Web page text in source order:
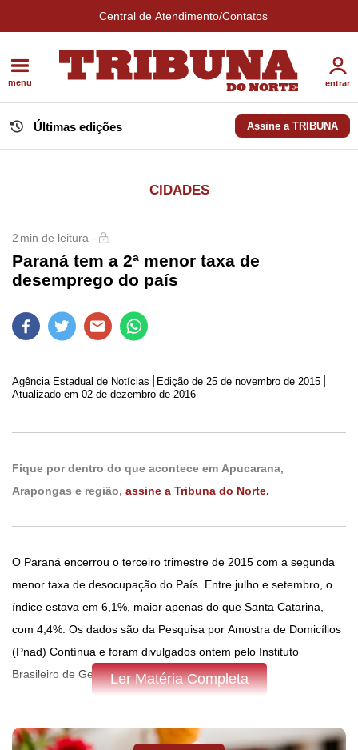
Central de Atendimento/Contatos
menu entrar
Últimas edições Assine a TRIBUNA
CIDADES
2 min de leitura -
Paraná tem a 2ª menor taxa de
desemprego do país
Agência Estadual de Notícias Edição de 25 de novembro de 2015
Atualizado em 02 de dezembro de 2016
Fique por dentro do que acontece em Apucarana,
Arapongas e região, assine a Tribuna do Norte.
O Paraná encerrou o terceiro trimestre de 2015 com a segunda
menor taxa de desocupação do País. Entre julho e setembro, o
índice estava em 6,1%, maior apenas do que Santa Catarina,
com 4,4%. Os dados são da Pesquisa por Amostra de Domicílios
(Pnad) Contínua e foram divulgados ontem pelo Instituto
Brasileiro de Geografia e Estatística (IBGE).
Ler Matéria Completa